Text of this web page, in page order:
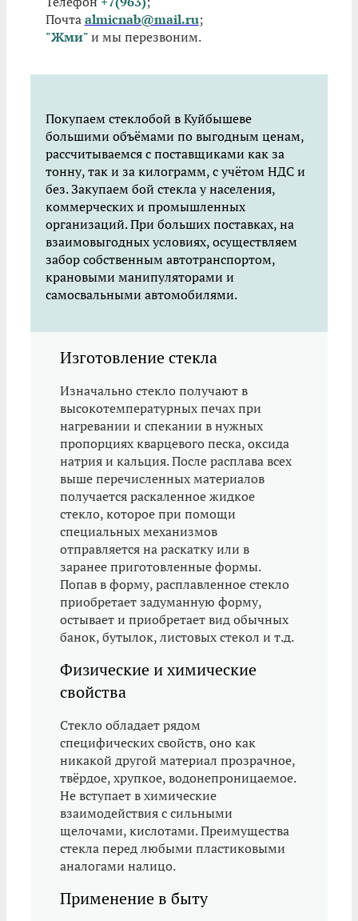
Почтаalmicnab@mail.ru;
"Жми"и мы перезвоним.
Покупаем стеклобой в Куйбышеве
большими объёмами по выгодным ценам,
рассчитываемся с поставщиками как за
тонну, так и за килограмм, с учётом НДС и
без. Закупаем бой стекла у населения,
коммерческих и промышленных
организаций. При больших поставках, на
взаимовыгодных условиях, осуществляем
забор собственным автотранспортом,
крановыми манипуляторами и
самосвальными автомобилями.
Изготовление стекла
Изначально стекло получают в
высокотемпературных печах при
нагревании и спекании в нужных
пропорциях кварцевого песка, оксида
натрия и кальция. После расплава всех
выше перечисленных материалов
получается раскаленное жидкое
стекло, которое при помощи
специальных механизмов
отправляется на раскатку или в
заранее приготовленные формы.
Попав в форму, расплавленное стекло
приобретает задуманную форму,
остывает и приобретает вид обычных
банок, бутылок, листовых стекол и т.д.
Физические и химические
свойства
Стекло обладает рядом
специфических свойств, оно как
никакой другой материал прозрачное,
твёрдое, хрупкое, водонепроницаемое.
Не вступает в химические
взаимодействия с сильными
щелочами, кислотами. Преимущества
стекла перед любыми пластиковыми
аналогами налицо.
Применение в быту